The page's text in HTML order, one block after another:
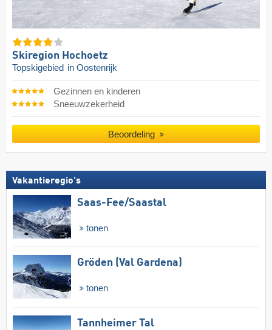
Skiregion Hochoetz
Topskigebied in Oostenrijk
Gezinnen en kinderen
Sneeuwzekerheid
Beoordeling
Vakantieregio's
Saas-Fee/​Saastal
tonen
Gröden (Val Gardena)
tonen
Tannheimer Tal